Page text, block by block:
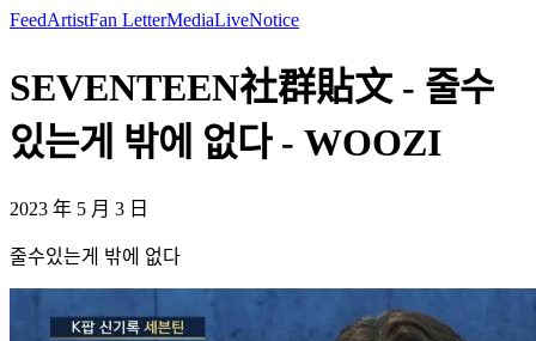
FeedArtistFan LetterMediaLiveNotice
SEVENTEEN社群貼文 - 줄수
있는게 밖에 없다 - WOOZI
2023 年 5 月 3 日
줄수있는게 밖에 없다